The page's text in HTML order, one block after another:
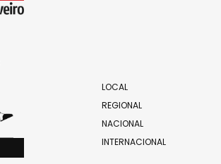
LOCAL
REGIONAL
NACIONAL
INTERNACIONAL